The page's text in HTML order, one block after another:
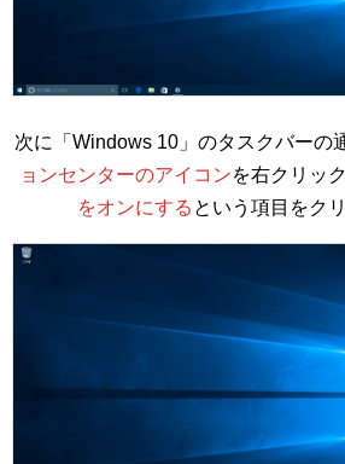
次に「Windows 10」のタスクバーの
ョンセンターのアイコンを右クリッ
をオンにする という項目をク